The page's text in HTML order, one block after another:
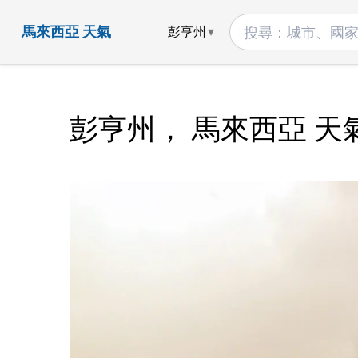
馬來西亞 天氣 彭亨州
彭亨州， 馬來西亞 天